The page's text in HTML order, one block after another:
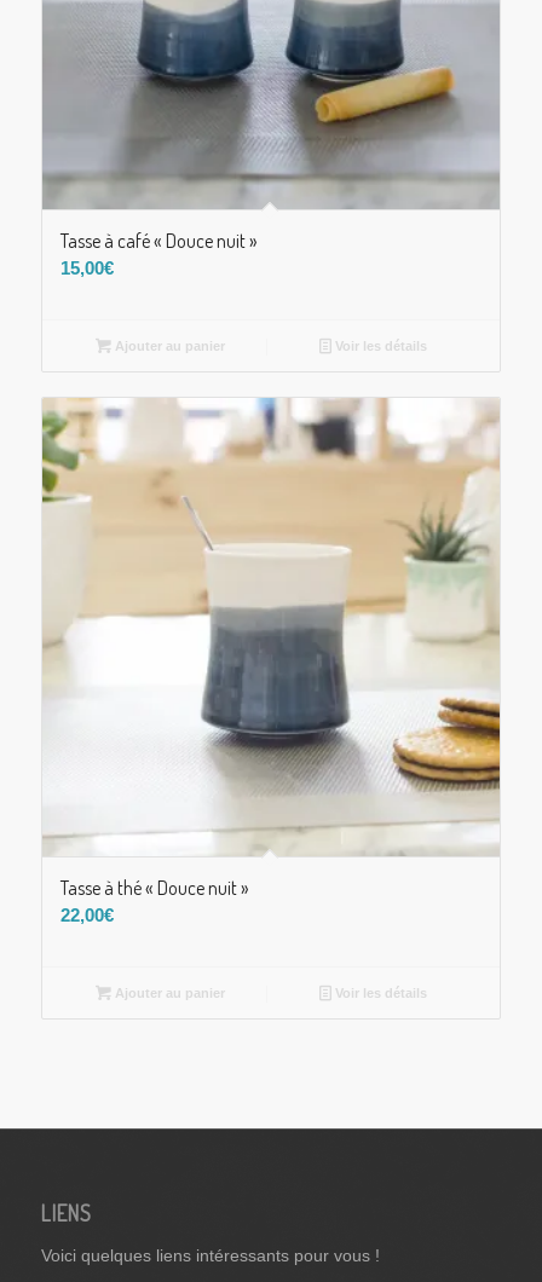
Tasse à café « Douce nuit »
15,00€
Ajouter au panier Voir les détails
Tasse à thé « Douce nuit »
22,00€
Ajouter au panier Voir les détails
LIENS
Voici quelques liens intéressants pour vous !